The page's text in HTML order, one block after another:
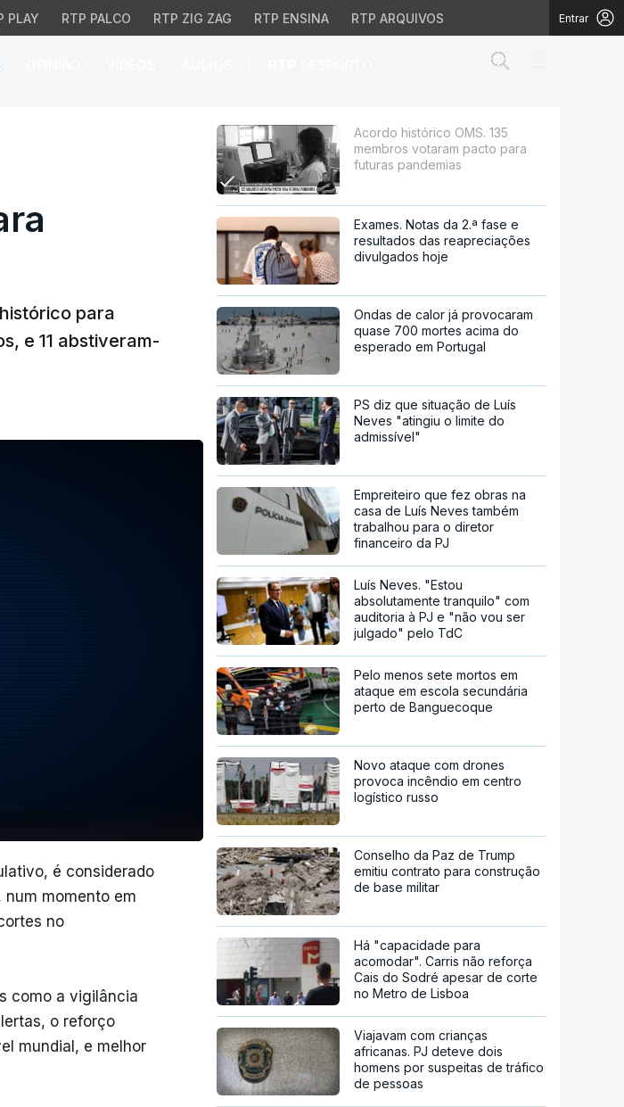
PLAY RTP PALCO RTP ZIG ZAG RTP ENSINA RTP ARQUIVOS Entrar
votaram pacto para futuras
para
e 11 abstiveram-
é considerado
momento em
no
como a vigilância
o reforço
mundial, e melhor
Acordo histórico OMS. 135
membros votaram pacto para
futuras pandemias
Exames. Notas da 2.ª fase e
resultados das reapreciações
divulgados hoje
Ondas de calor já provocaram
quase 700 mortes acima do
esperado em Portugal
PS diz que situação de Luís
Neves "atingiu o limite do
admissível"
Empreiteiro que fez obras na
casa de Luís Neves também
trabalhou para o diretor
financeiro da PJ
Luís Neves. "Estou
absolutamente tranquilo" com
auditoria à PJ e "não vou ser
julgado" pelo TdC
Pelo menos sete mortos em
ataque em escola secundária
perto de Banguecoque
Novo ataque com drones
provoca incêndio em centro
logístico russo
Conselho da Paz de Trump
emitiu contrato para construção
de base militar
Há "capacidade para
acomodar". Carris não reforça
Cais do Sodré apesar de corte
no Metro de Lisboa
Viajavam com crianças
africanas. PJ deteve dois
homens por suspeitas de tráfico
de pessoas